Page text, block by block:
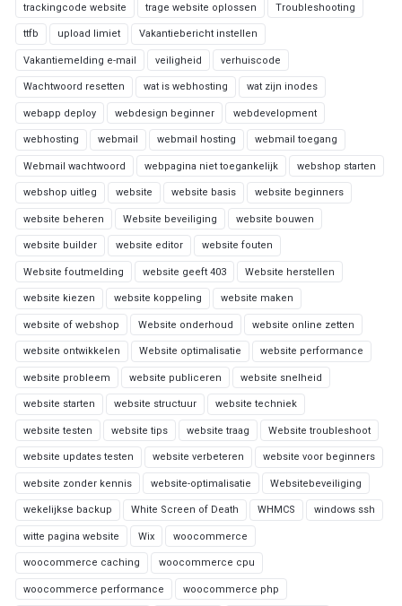
trackingcode website trage website oplossen Troubleshooting
ttfb upload limiet Vakantiebericht instellen
Vakantiemelding e-mail veiligheid verhuiscode
Wachtwoord resetten wat is webhosting wat zijn inodes
webapp deploy webdesign beginner webdevelopment
webhosting webmail webmail hosting webmail toegang
Webmail wachtwoord webpagina niet toegankelijk webshop starten
webshop uitleg website website basis website beginners
website beheren Website beveiliging website bouwen
website builder website editor website fouten
Website foutmelding website geeft 403 Website herstellen
website kiezen website koppeling website maken
website of webshop Website onderhoud website online zetten
website ontwikkelen Website optimalisatie website performance
website probleem website publiceren website snelheid
website starten website structuur website techniek
website testen website tips website traag Website troubleshoot
website updates testen website verbeteren website voor beginners
website zonder kennis website-optimalisatie Websitebeveiliging
wekelijkse backup White Screen of Death WHMCS windows ssh
witte pagina website Wix woocommerce
woocommerce caching woocommerce cpu
woocommerce performance woocommerce php